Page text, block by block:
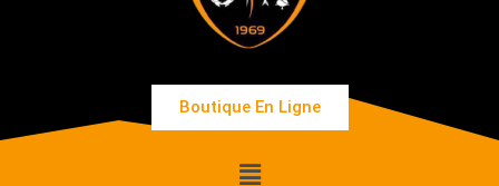
Boutique En Ligne